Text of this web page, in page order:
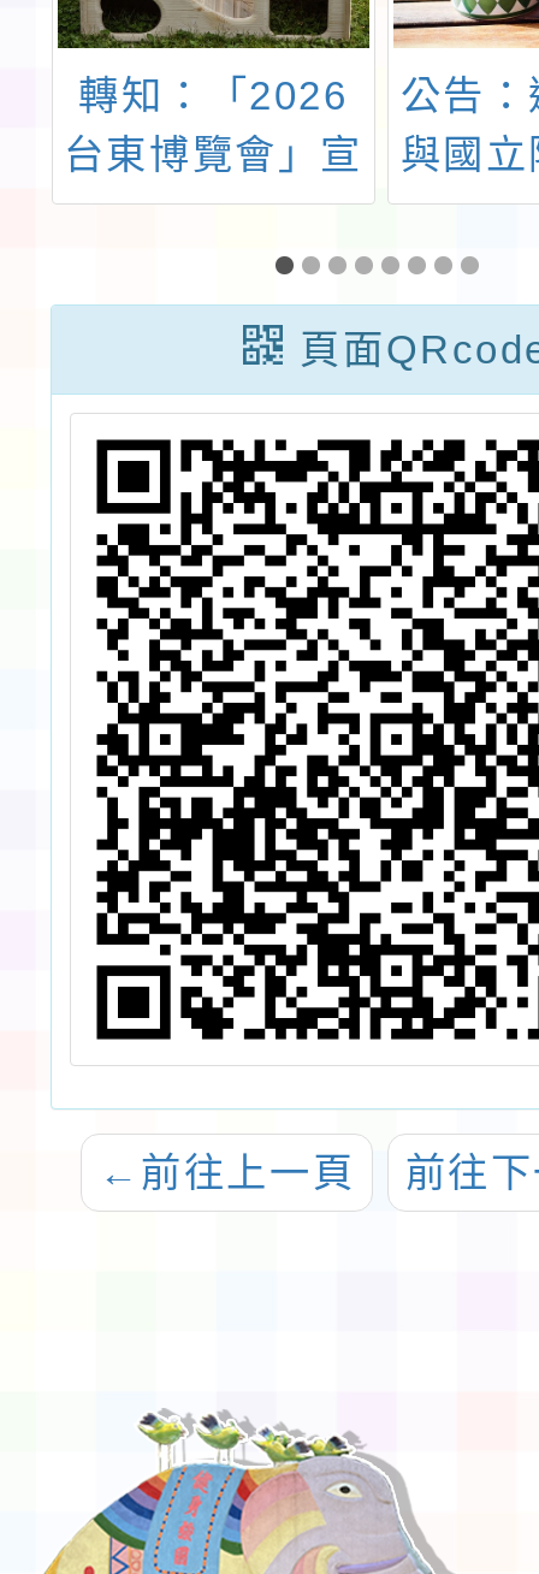
轉知：「2026
台東博覽會」宣
傳海報電子檔及
活動介紹
公告
與國
大學
利部
委託
構不
營養
計畫
「均
共同
招募
頁面
← 前往上一頁 前往